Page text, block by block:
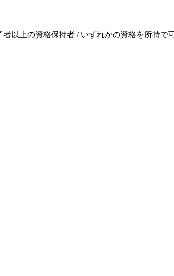
以上の資格保持者 / いずれかの資格を所持で